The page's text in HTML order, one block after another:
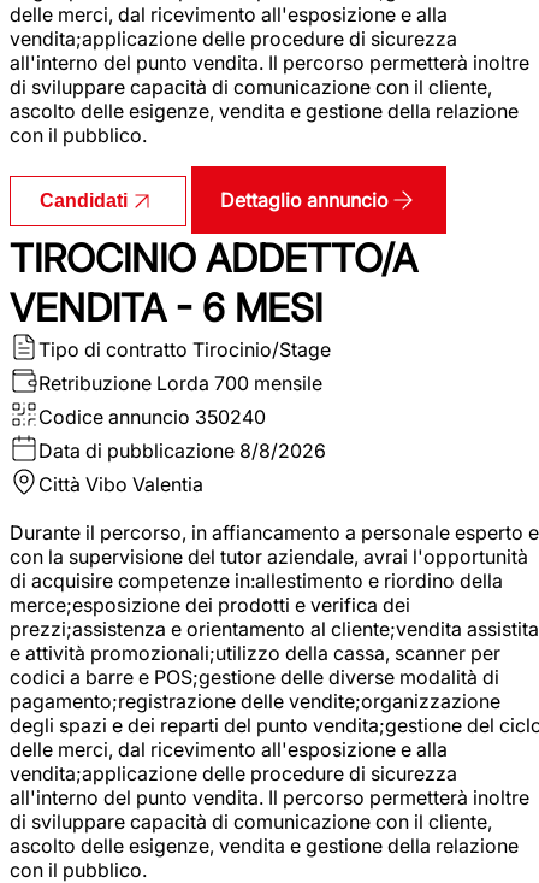
delle merci, dal ricevimento all'esposizione e alla
vendita;applicazione delle procedure di sicurezza
all'interno del punto vendita. Il percorso permetterà inoltre
di sviluppare capacità di comunicazione con il cliente,
ascolto delle esigenze, vendita e gestione della relazione
con il pubblico.
Candidati Dettaglio annuncio
TIROCINIO ADDETTO/A
VENDITA - 6 MESI
Tipo di contratto Tirocinio/Stage
Retribuzione Lorda 700 mensile
Codice annuncio 350240
Data di pubblicazione 8/8/2026
Città Vibo Valentia
Durante il percorso, in affiancamento a personale esperto e
con la supervisione del tutor aziendale, avrai l'opportunità
di acquisire competenze in:allestimento e riordino della
merce;esposizione dei prodotti e verifica dei
prezzi;assistenza e orientamento al cliente;vendita assistita
e attività promozionali;utilizzo della cassa, scanner per
codici a barre e POS;gestione delle diverse modalità di
pagamento;registrazione delle vendite;organizzazione
degli spazi e dei reparti del punto vendita;gestione del
delle merci, dal ricevimento all'esposizione e alla
vendita;applicazione delle procedure di sicurezza
all'interno del punto vendita. Il percorso permetterà inoltre
di sviluppare capacità di comunicazione con il cliente,
ascolto delle esigenze, vendita e gestione della relazione
con il pubblico.